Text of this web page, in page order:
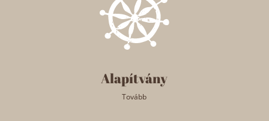
Alapítvány
Tovább